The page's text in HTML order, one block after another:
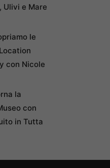
Ulivi e Mare
le
con Nicole
la
con
in Tutta